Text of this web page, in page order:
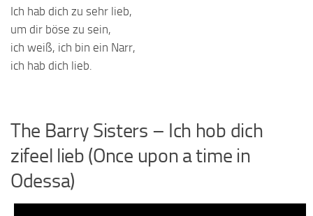
Ich hab dich zu sehr lieb,
um dir böse zu sein,
ich weiß, ich bin ein Narr,
ich hab dich lieb.
The Barry Sisters – Ich hob dich
zifeel lieb (Once upon a time in
Odessa)